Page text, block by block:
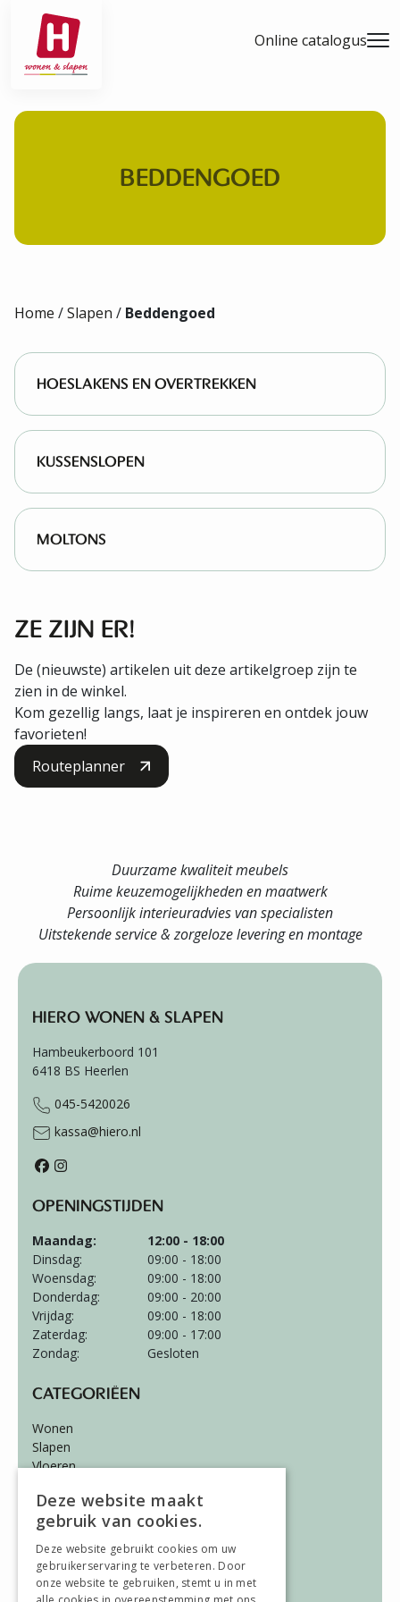
Online catalogus
BEDDENGOED
Home /Slapen / Beddengoed
HOESLAKENS EN OVERTREKKEN
KUSSENSLOPEN
MOLTONS
ZE ZIJN ER!
De (nieuwste) artikelen uit deze artikelgroep zijn te
zien in de winkel.
Kom gezellig langs, laat je inspireren en ontdek jouw
favorieten!
Routeplanner
Duurzame kwaliteit meubels
Ruime keuzemogelijkheden en maatwerk
Persoonlijk interieuradvies van specialisten
Uitstekende service & zorgeloze levering en montage
HIERO WONEN & SLAPEN
Hambeukerboord 101
6418 BS Heerlen
045-5420026
kassa@hiero.nl
OPENINGSTIJDEN
Maandag:
12:00 - 18:00
Dinsdag:
09:00 - 18:00
Woensdag:
09:00 - 18:00
Donderdag:
09:00 - 20:00
Vrijdag:
09:00 - 18:00
Zaterdag:
09:00 - 17:00
Zondag:
Gesloten
CATEGORIËEN
Wonen
Slapen
Vloeren
ALGEMEEN
Vacatures
Wooninspiratie
Over ons
Deze website maakt
gebruik van cookies.
Deze website gebruikt cookies om uw
gebruikerservaring te verbeteren. Door
onze website te gebruiken, stemt u in met